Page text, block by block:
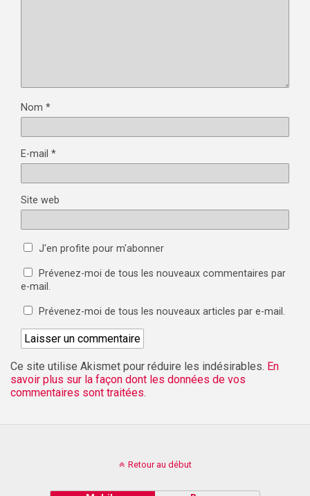
Nom *
E-mail *
Site web
J'en profite pour m'abonner
Prévenez-moi de tous les nouveaux commentaires par
e-mail.
Prévenez-moi de tous les nouveaux articles par e-mail.
Ce site utilise Akismet pour réduire les indésirables. En
savoir plus sur la façon dont les données de vos
commentaires sont traitées.
Retour au début